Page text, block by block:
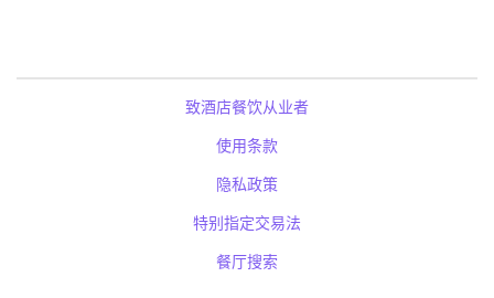
致酒店餐饮从业者
使用条款
隐私政策
特别指定交易法
餐厅搜索